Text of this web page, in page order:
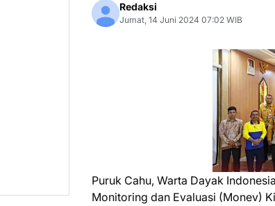
Redaksi
Jumat, 14 Juni 2024 07:02 WIB
Puruk Cahu, Warta Dayak
Monitoring dan Evaluasi (Monev)